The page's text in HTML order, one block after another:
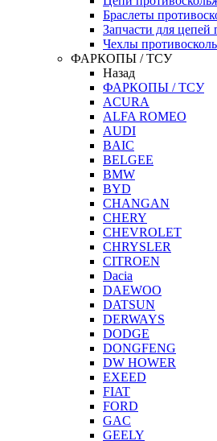
Браслеты
Запчасти для цепей
Чехлы
ФАРКОПЫ / ТСУ
Назад
ФАРКОПЫ / ТСУ
ACURA
ALFA ROMEO
AUDI
BAIC
BELGEE
BMW
BYD
CHANGAN
CHERY
CHEVROLET
CHRYSLER
CITROEN
Dacia
DAEWOO
DATSUN
DERWAYS
DODGE
DONGFENG
DW HOWER
EXEED
FIAT
FORD
GAC
GEELY